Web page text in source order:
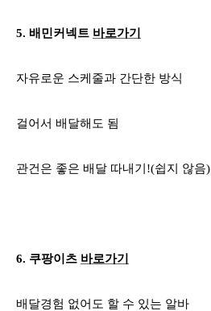
5. 배민커넥트 바로가기
자유로운 스케줄과 간단한 방식
걸어서 배달해도 됨
관건은 좋은 배달 따내기!(쉽지 않음)
6. 쿠팡이츠 바로가기
배달경험 없어도 할 수 있는 알바